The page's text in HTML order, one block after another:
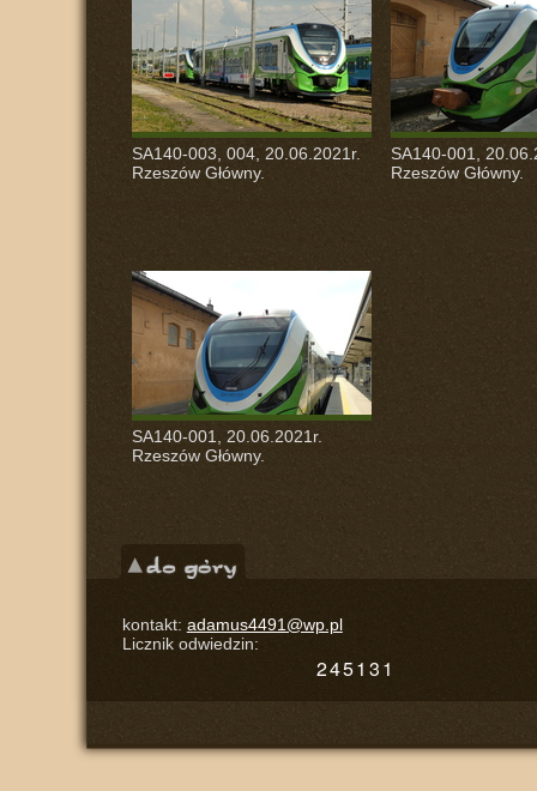
SA140-003, 004, 20.06.2021r.
Rzeszów Główny.
SA140-001,
Rzeszów Główny.
SA140-001, 20.06.2021r.
Rzeszów Główny.
kontakt: adamus4491@wp.pl
Licznik odwiedzin: